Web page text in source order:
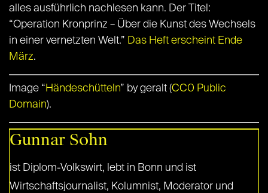
alles ausführlich nachlesen kann. Der Titel:
“Operation Kronprinz – Über die Kunst des Wechsels
in einer vernetzten Welt.” Das Heft erscheint Ende
März.
Image “Händeschütteln” by geralt (CC0 Public
Domain).
Gunnar Sohn
ist Diplom-Volkswirt, lebt in Bonn und ist
Wirtschaftsjournalist, Kolumnist, Moderator und